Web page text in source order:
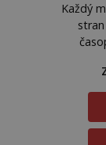
Každý